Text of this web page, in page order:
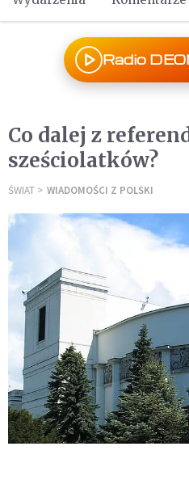
Radio
Co dalej z
sześciolatków?
ŚWIAT WIADOMOŚCI Z POLSKI